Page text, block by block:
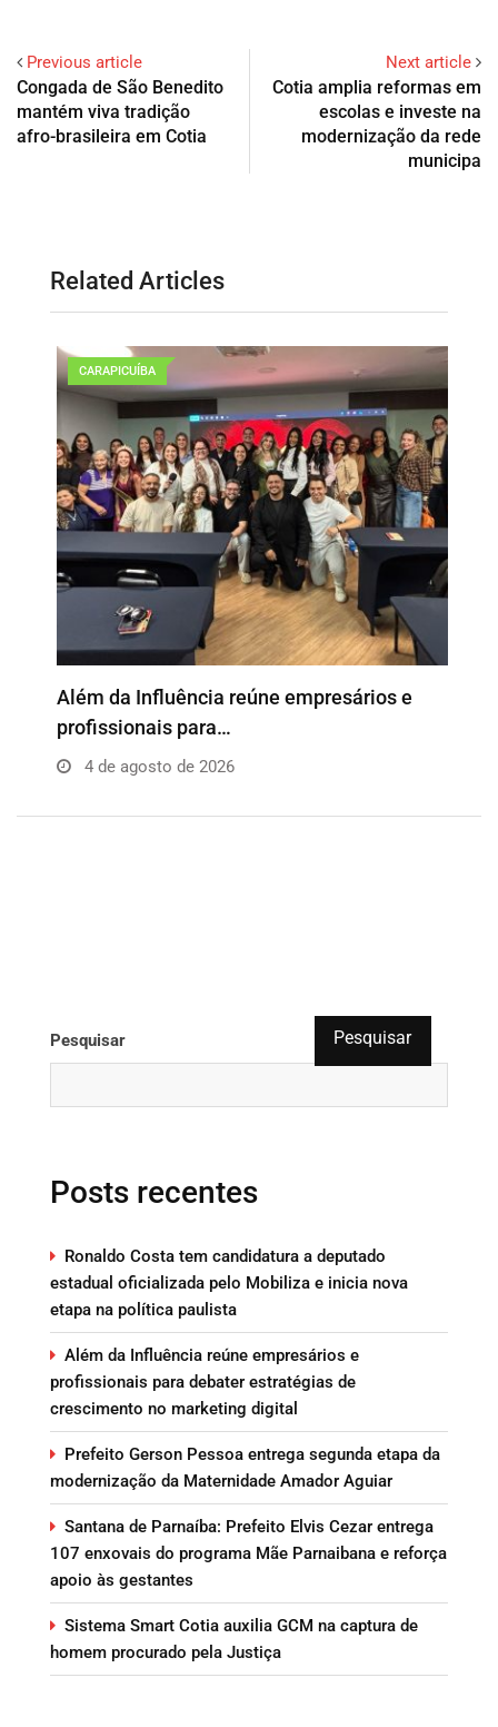
Previous article
Congada de São Benedito
mantém viva tradição
afro-brasileira em Cotia
Next article
Cotia amplia reformas em
escolas e investe na
modernização da rede
municipa
Related Articles
CARAPICUÍBA
Além da Influência reúne empresários e
profissionais para…
4 de agosto de 2026
Pesquisar Pesquisar
Posts recentes
Ronaldo Costa tem candidatura a deputado
estadual oficializada pelo Mobiliza e inicia nova
etapa na política paulista
Além da Influência reúne empresários e
profissionais para debater estratégias de
crescimento no marketing digital
Prefeito Gerson Pessoa entrega segunda etapa da
modernização da Maternidade Amador Aguiar
Santana de Parnaíba: Prefeito Elvis Cezar entrega
107 enxovais do programa Mãe Parnaibana e reforça
apoio às gestantes
Sistema Smart Cotia auxilia GCM na captura de
homem procurado pela Justiça